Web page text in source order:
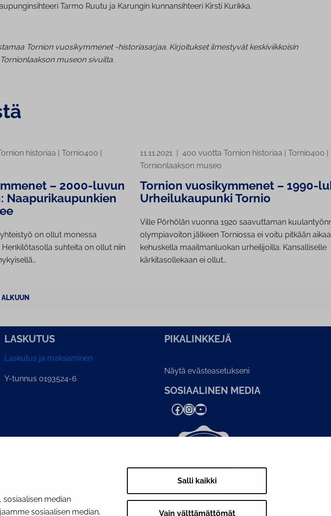
median
sosiaalisen median,
Salli kaikki
Vain välttämättömät
Tarmo Ruutu ja Karungin kunnansihteeri Kirsti Kurikka.
Tornion vuosikymmenet -historiasarjaa. Kirjoitukset ilmestyvät keskiviikkoisin
museon sivuilta.
historiaa | Tornio400 |
– 2000-luvun
Naapurikaupunkien
on ollut monessa
suhteita on ollut niin
11.11.2021 | 400 vuotta Tornion historiaa | Tornio400 |
Tornionlaakson museo
Tornion vuosikymmenet – 1990-
Urheilukaupunki Tornio
Ville Pörhölän vuonna 1920 saavuttaman
olympiavoiton jälkeen Torniossa ei voitu pitkään
kehuskella maailmanluokan urheilijoilla. Kansalliselle
kärkitasollekaan ei ollut…
LASKUTUS
Laskutus ja maksaminen
Y-tunnus 0193524-6
PI­KA­LINK­KE­JÄ
Näytä evästeasetukseni
SOSIAALINEN MEDIA
Facebook InstagramYouTube